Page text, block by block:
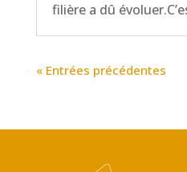
filière a dû
« Entrées précédentes